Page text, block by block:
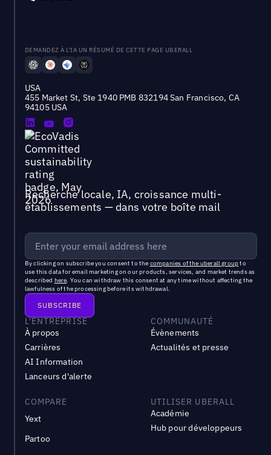
DEMANDEZ À L'IA UN RÉSUMÉ DE CETTE PAGE UBERALL
USA
455 Market St, Ste 1940 PMB 832194 San Francisco, CA
94105 USA
Recherche locale, IA, croissance multi-
établissements — dans votre boîte mail
By clicking on subscribe you consent to the companies of the uberall groupto
use this data for email marketing on our products, services, and market trends as
described here. You can withdraw this consent at any time without affecting the
lawfulness of the processing before its withdrawal.
L'ENTREPRISE
À propos
Carrières
AI Information
Lanceurs d'alerte
COMMUNAUTÉ
Évènements
Actualités et presse
COMPARE
Yext
Partoo
UTILISER UBERALL
Académie
Hub pour développeurs